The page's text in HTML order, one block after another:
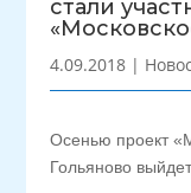
стали
4.09.2018 |
Осенью проект
Гольяново